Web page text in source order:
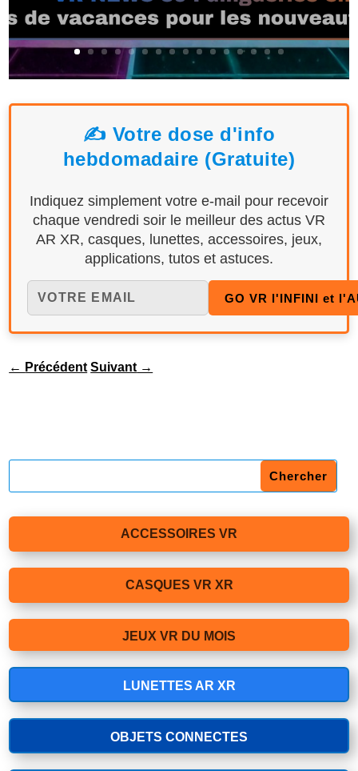
✍️ Votre dose d'info
hebdomadaire (Gratuite)
Indiquez simplement votre e-mail pour recevoir
chaque vendredi soir le meilleur des actus VR
AR XR, casques, lunettes, accessoires, jeux,
applications, tutos et astuces.
← Précédent Suivant →
ACCESSOIRES VR
CASQUES VR XR
JEUX VR DU MOIS
LUNETTES AR XR
OBJETS CONNECTES